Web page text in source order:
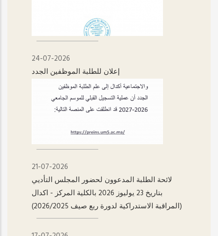
24-07-2026
إعلان للطلبة الموظفين الجدد
21-07-2026
لائحة الطلبة المدعوون لحضور المجلس التأديي
بتاريخ 23 يوليوز 2026 بالكلية المركز - اکدال
(المراقبة الاستدراكية لدورة ربع صيف 2026/2025)